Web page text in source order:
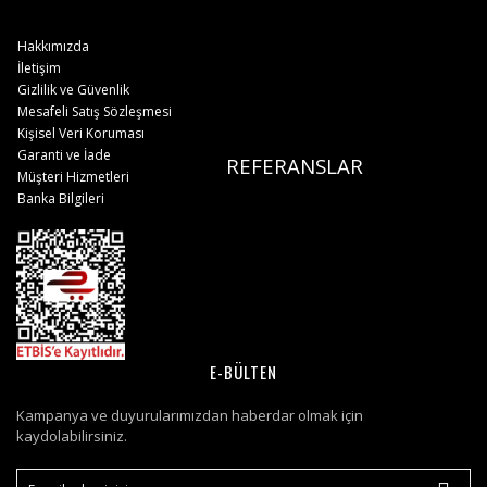
Hakkımızda
İletişim
Gizlilik ve Güvenlik
Mesafeli Satış Sözleşmesi
Kişisel Veri Koruması
REFERANSLAR
Garanti ve İade
Müşteri Hizmetleri
Banka Bilgileri
E-BÜLTEN
Kampanya ve duyurularımızdan haberdar olmak için
kaydolabilirsiniz.